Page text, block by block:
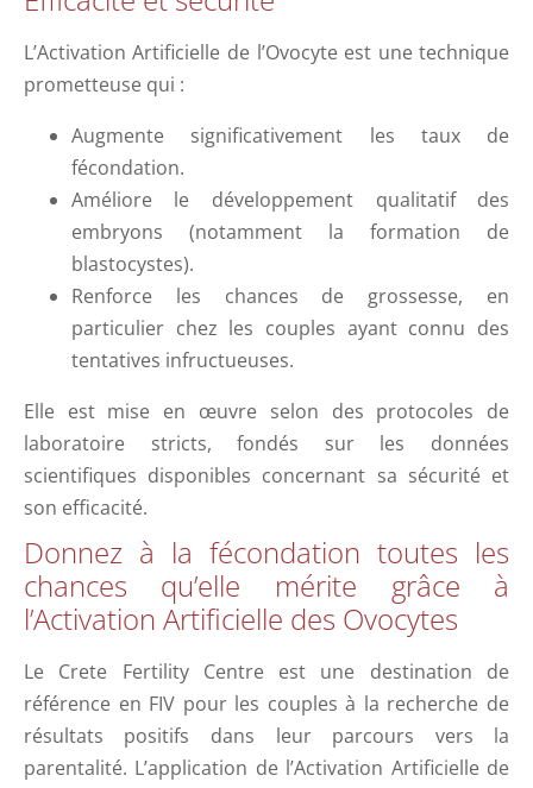
L’Activation Artificielle de l’Ovocyte est une technique
prometteuse qui :
Augmente significativement les taux de
fécondation.
Améliore le développement qualitatif des
embryons (notamment la formation de
blastocystes).
Renforce les chances de grossesse, en
particulier chez les couples ayant connu des
tentatives infructueuses.
Elle est mise en œuvre selon des protocoles de
laboratoire stricts, fondés sur les données
scientifiques disponibles concernant sa sécurité et
son efficacité.
Donnez à la fécondation toutes les
chances qu’elle mérite grâce à
l’Activation Artificielle des Ovocytes
Le Crete Fertility Centre est une destination de
référence en FIV pour les couples à la recherche de
résultats positifs dans leur parcours vers la
parentalité. L’application de l’Activation Artificielle de